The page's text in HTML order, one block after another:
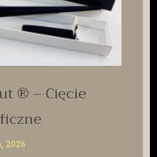
® – Cięcie
2026